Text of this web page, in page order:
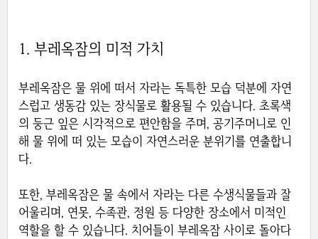
1. 부레옥잠의 미적 가치
부레옥잠은 물 위에 떠서 자라는 독특한 모습 덕분에 자연
스럽고 생동감 있는 장식물로 활용될 수 있습니다. 초록색
의 둥근 잎은 시각적으로 편안함을 주며, 공기주머니로 인
해 물 위에 떠 있는 모습이 자연스러운 분위기를 연출합니
다.
또한, 부레옥잠은 물 속에서 자라는 다른 수생식물들과 잘
어울리며, 연못, 수족관, 정원 등 다양한 장소에서 미적인
역할을 할 수 있습니다. 치어들이 부레옥잠 사이로 돌아다